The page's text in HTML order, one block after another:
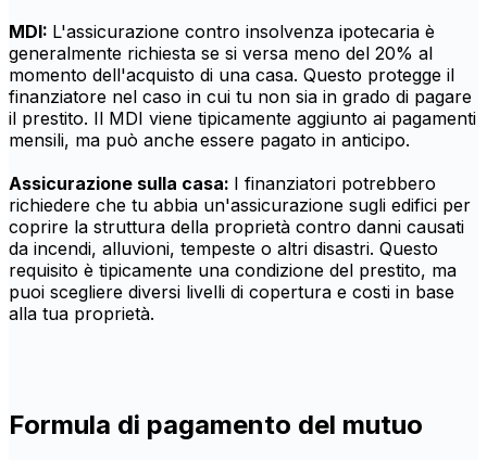
MDI: L'assicurazione contro insolvenza ipotecaria è
generalmente richiesta se si versa meno del 20% al
momento dell'acquisto di una casa. Questo protegge il
finanziatore nel caso in cui tu non sia in grado di pagare
il prestito. Il MDI viene tipicamente aggiunto ai pagamenti
mensili, ma può anche essere pagato in anticipo.
Assicurazione sulla casa: I finanziatori potrebbero
richiedere che tu abbia un'assicurazione sugli edifici per
coprire la struttura della proprietà contro danni causati
da incendi, alluvioni, tempeste o altri disastri. Questo
requisito è tipicamente una condizione del prestito, ma
puoi scegliere diversi livelli di copertura e costi in base
alla tua proprietà.
Formula di pagamento del mutuo